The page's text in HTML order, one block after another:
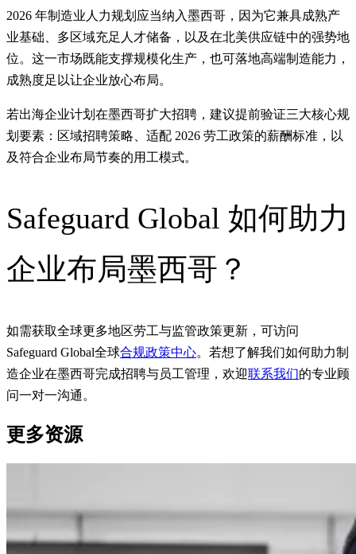
2026 年制造业人力规划应当纳入墨西哥，因为它兼具成熟产
业基础、多区域充足人才储备，以及在北美供应链中的强势地
位。这一市场既能支撑规模化生产，也可落地高端制造能力，
成熟度足以让企业放心布局。
若出海企业计划在墨西哥扩大招聘，建议提前验证三大核心规
划要素：区域招聘策略、适配 2026 劳工政策的薪酬标准，以
及符合企业布局节奏的用工模式。
Safeguard Global 如何助力
企业布局墨西哥？
如需获取全球更多地区劳工与监管政策更新，可访问
Safeguard Global全球合规政策中心。若想了解我们如何助力制
造企业在墨西哥完成招聘与员工管理，欢迎联系我们的专业顾
问一对一沟通。
更多资源